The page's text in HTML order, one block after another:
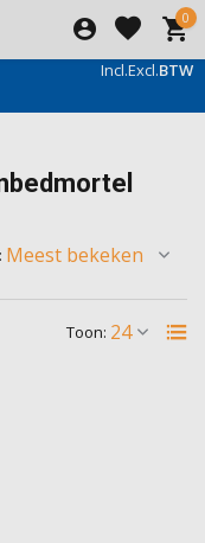
0
Incl.Excl.BTW
Toon: